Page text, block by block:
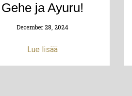
Gehe ja Ayuru!
December 28, 2024
Lue lisää